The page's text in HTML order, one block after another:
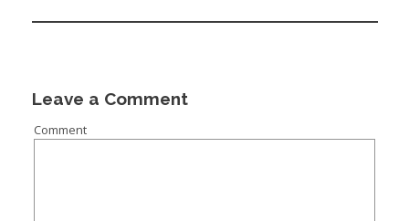
Leave a Comment
Comment